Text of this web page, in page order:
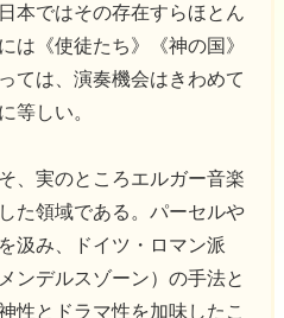
本ではその存在すらほとん
は《使徒たち》《神の国》
ては、演奏機会はきわめて
等しい。
、実のところエルガー音楽
た領域である。パーセルや
汲み、ドイツ・ロマン派
ンデルスゾーン）の手法と
性とドラマ性を加味したこ